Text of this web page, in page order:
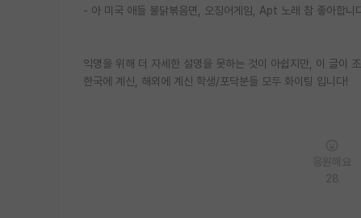
- 아 미국 애들 불닭볶음면, 오징어게임, Apt 노래 참 좋아합
익명을 위해 더 자세한 설명을 못하는 것이 아쉽지만, 이 글이
한국에 계신, 해외에 계신 학생/포닥분들 모두 화이팅 입니다!